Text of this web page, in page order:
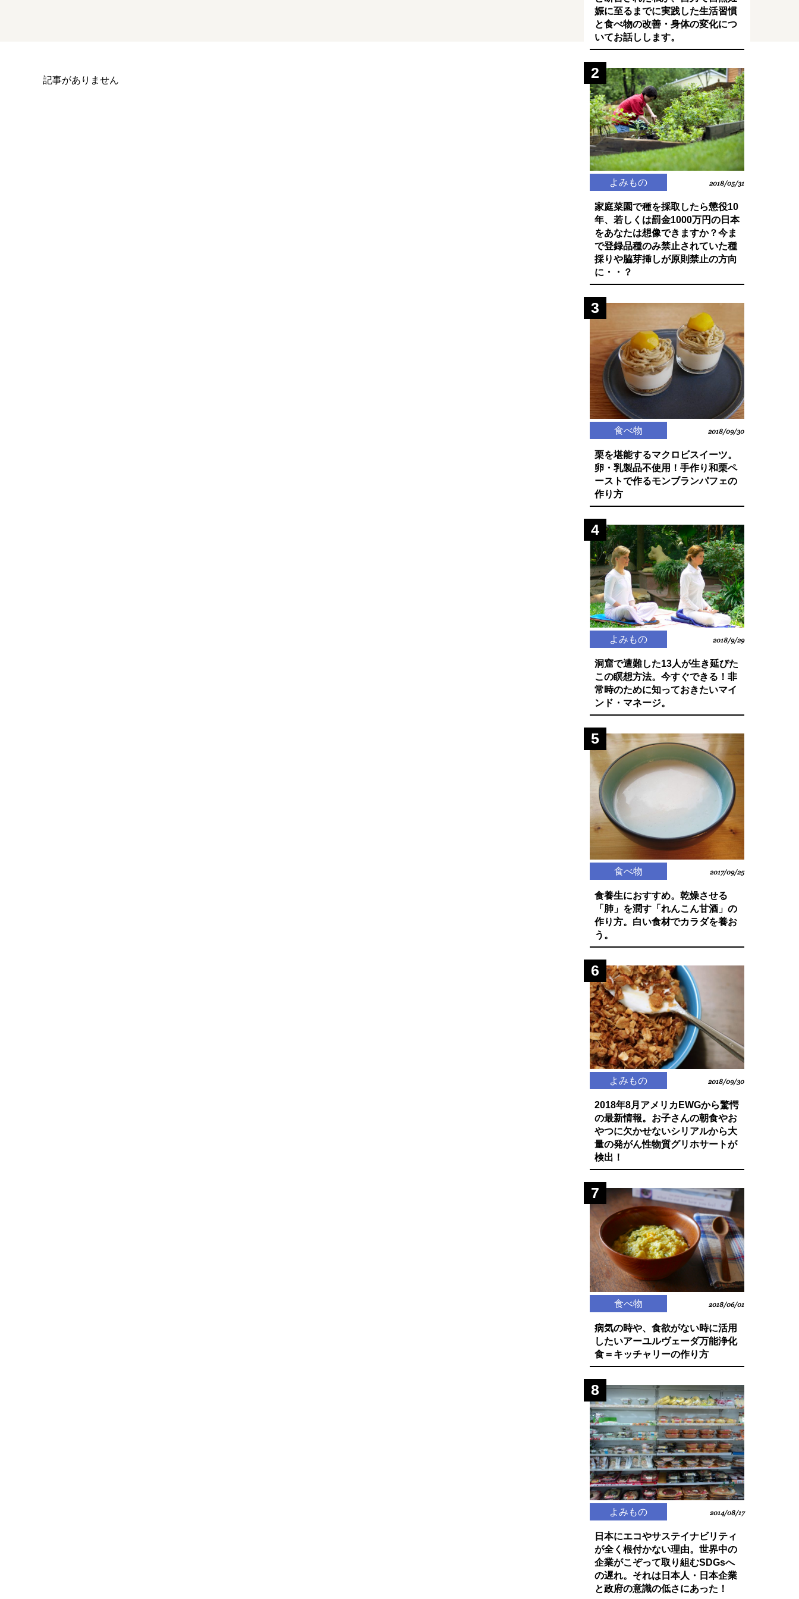
記事がありません
娠に至るまでに実践した生活習慣
と食べ物の改善・身体の変化につ
いてお話しします。
2
よみもの 2018/05/31
家庭菜園で種を採取したら懲役10
年、若しくは罰金1000万円の日本
をあなたは想像できますか？今ま
で登録品種のみ禁止されていた種
採りや脇芽挿しが原則禁止の方向
に・・？
3
食べ物 2018/09/30
栗を堪能するマクロビスイーツ。
卵・乳製品不使用！手作り和栗ペ
ーストで作るモンブランパフェの
作り方
4
よみもの 2018/9/29
洞窟で遭難した13人が生き延びた
この瞑想方法。今すぐできる！非
常時のために知っておきたいマイ
ンド・マネージ。
5
食べ物 2017/09/25
食養生におすすめ。乾燥させる
「肺」を潤す「れんこん甘酒」の
作り方。白い食材でカラダを養お
う。
6
よみもの 2018/09/30
2018年8月アメリカEWGから驚愕
の最新情報。お子さんの朝食やお
やつに欠かせないシリアルから大
量の発がん性物質グリホサートが
検出！
7
食べ物 2018/06/01
病気の時や、食欲がない時に活用
したいアーユルヴェーダ万能浄化
食＝キッチャリーの作り方
8
よみもの 2014/08/17
日本にエコやサステイナビリティ
が全く根付かない理由。世界中の
企業がこぞって取り組むSDGsへ
の遅れ。それは日本人・日本企業
と政府の意識の低さにあった！